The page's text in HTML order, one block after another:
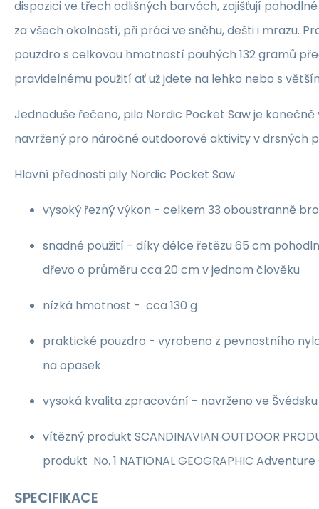
dispozici ve třech odlišných barvách, zajišťují
za všech okolností, při práci ve sněhu, dešti i mrazu.
pouzdro s celkovou hmotností pouhých 132 gramů
pravidelnému použití ať už jdete na lehko nebo s
Jednoduše řečeno, pila Nordic Pocket Saw je
navržený pro náročné outdoorové aktivity v drsných
Hlavní přednosti pily Nordic Pocket Saw
vysoký řezný výkon - celkem 33 oboustranně
snadné použití - díky délce řetězu 65 cm
dřevo o průměru cca 20 cm v jednom člověku
nízká hmotnost - cca 130 g
praktické pouzdro - vyrobeno z pevnostního
na opasek
vysoká kvalita zpracování - navrženo ve Švédsku
vítězný produkt SCANDINAVIAN OUTDOOR
produkt No. 1 NATIONAL GEOGRAPHIC
SPECIFIKACE